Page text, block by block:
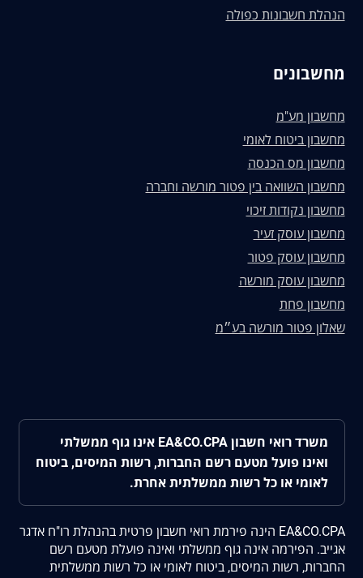
הנהלת חשבונות כפולה
מחשבונים
מחשבון מע"מ
מחשבון ביטוח לאומי
מחשבון מס הכנסה
מחשבון השוואה בין פטור מורשה וחברה
מחשבון נקודות זיכוי
מחשבון עוסק זעיר
מחשבון עוסק פטור
מחשבון עוסק מורשה
מחשבון פחת
שאלון פטור מורשה בע״מ
משרד רואי חשבון EA&CO.CPA אינו גוף ממשלתי
ואינו פועל מטעם רשם החברות, רשות המיסים, ביטוח
לאומי או כל רשות ממשלתית אחרת.
EA&CO.CPA הינה פירמת רואי חשבון פרטית בהנהלת רו"ח אדגר
אגייב. הפירמה אינה גוף ממשלתי ואינה פועלת מטעם רשם
החברות, רשות המיסים, ביטוח לאומי או כל רשות ממשלתית